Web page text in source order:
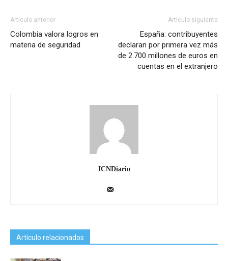
Artículo anterior
Colombia valora logros en
materia de seguridad
Artículo siguiente
España: contribuyentes
declaran por primera vez más
de 2.700 millones de euros en
cuentas en el extranjero
ICNDiario
Artículo relacionados